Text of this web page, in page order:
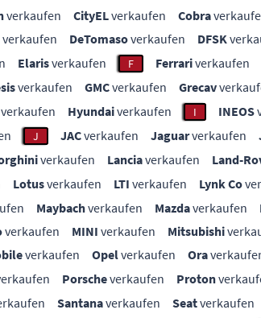
verkaufen CityELverkaufen Cobra
verkaufen DeTomasoverkaufen DFSK
Elarisverkaufen F Ferrariverkaufen
verkaufen GMCverkaufen Grecav
Hyundaiverkaufen I INEOS
J JACverkaufen Jaguarverkaufen
verkaufen Lanciaverkaufen Land-
Lotusverkaufen LTI verkaufen Lynk Co
Maybachverkaufen Mazdaverkaufen
verkaufen MINI verkaufen Mitsubishi
verkaufen Opelverkaufen Ora
Porscheverkaufen Proton
Santanaverkaufen Seatverkaufen